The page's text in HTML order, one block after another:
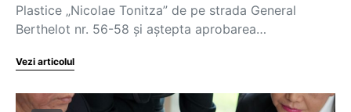
Plastice „Nicolae Tonitza” de pe strada General
Berthelot nr. 56-58 și aștepta aprobarea…
Vezi articolul